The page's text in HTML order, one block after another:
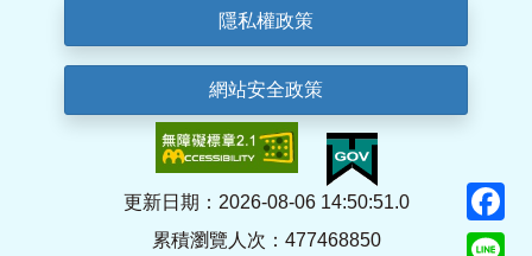
隱私權政策
網站安全政策
更新日期：2026-08-06 14:50:51.0
累積瀏覽人次：477468850